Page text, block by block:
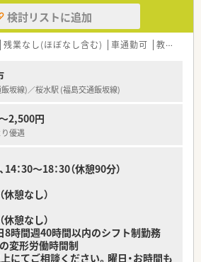
検討リストに追加
残業なし(ほぼなし含む) 車通勤可 教育制度あり
坂線)／桜水駅 (福島交通飯坂線)
2,500円
優遇
14：30～18：30（休憩90分）
休憩なし）
休憩なし）
時間週40時間以内のシフト制勤務
変形労働時間制
にてご相談ください。曜日・お時間も